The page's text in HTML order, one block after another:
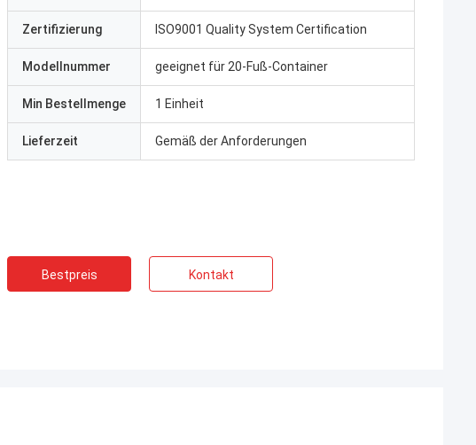
Zertifizierung ISO9001 Quality System Certification
Modellnummer geeignet für 20-Fuß-Container
Min Bestellmenge 1 Einheit
Lieferzeit Gemäß der Anforderungen
Bestpreis Kontakt